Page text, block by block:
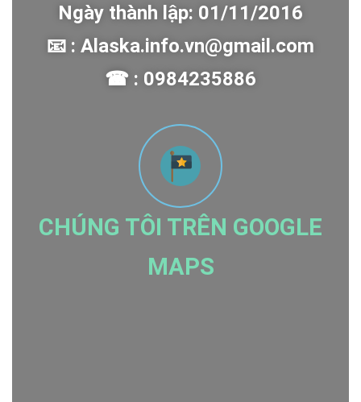
Ngày thành lập: 01/11/2016
📧 : Alaska.info.vn@gmail.com
☎ : 0984235886
CHÚNG TÔI TRÊN GOOGLE
MAPS